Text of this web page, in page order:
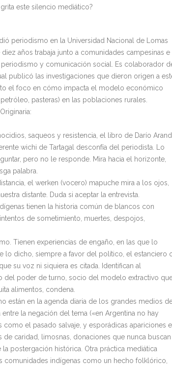
este silencio mediático?
periodismo en la Universidad Nacional de Lomas
años trabaja junto a comunidades campesinas e
y comunicación social. Es colaborador
publicó las investigaciones que dieron origen a
el foco en cómo impacta el modelo económico
pasteras) en las poblaciones rurales.
saqueos y resistencia, el libro de Darío
wichi de Tartagal desconfía del periodista. Lo
pero no le responde. Mira hacia el horizonte,
palabra.
el werken (vocero) mapuche mira a los ojos,
distante. Duda si aceptar la entrevista.
tienen la historia común de blancos con
de sometimiento, muertes, despojos,
Tienen experiencias de engaño, en las que lo
lo dicho, siempre a favor del político, el estanciero
su voz ni siquiera es citada. Identifican al
del poder de turno, socio del modelo extractivo
alimentos, condena.
están en la agenda diaria de los grandes medios
la negación del tema («en Argentina no hay
como el pasado salvaje, y esporádicas apariciones
de caridad, limosnas, donaciones que nunca buscan
la postergación histórica. Otra práctica mediática
comunidades indígenas como un hecho folklórico,